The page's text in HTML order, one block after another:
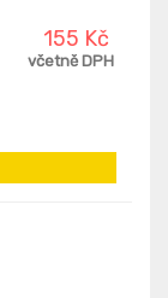
155 Kč
včetně DPH